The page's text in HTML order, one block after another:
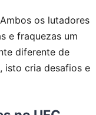
os lutadores
e fraquezas um
diferente de
isto cria desafios e